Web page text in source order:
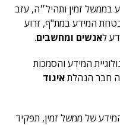
זמין ותהיל״ה, עזב
המידע במת"ף, זרוע
לאנשים ומחשבים.
המידע והסמכות
איגוד
של ממשל זמין, תפקיד